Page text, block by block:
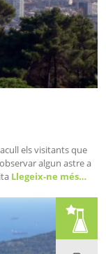
els visitants que
algun astre a
Llegeix-ne més…